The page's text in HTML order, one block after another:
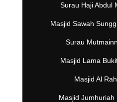
Surau Haji Abdul
Masjid Sawah
Surau
Masjid Lama
Masjid Al
Masjid Jumhuriah